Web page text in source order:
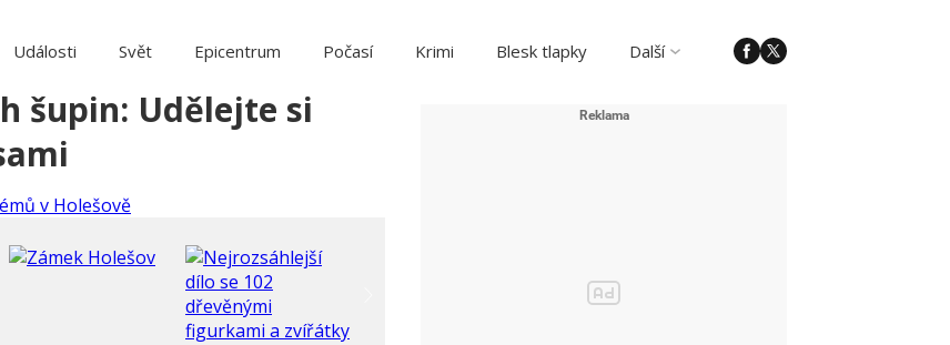
Události Svět Epicentrum Počasí Krimi Blesk tlapky Další
šupin: Udělejte si